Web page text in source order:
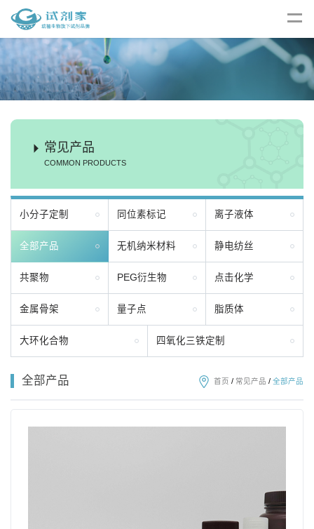
常见产品
COMMON PRODUCTS
小分子定制 同位素标记 离子液体
全部产品 无机纳米材料 静电纺丝
共聚物 PEG衍生物 点击化学
金属骨架 量子点 脂质体
大环化合物 四氧化三铁定制
全部产品 首页 / 常见产品 / 全部产品